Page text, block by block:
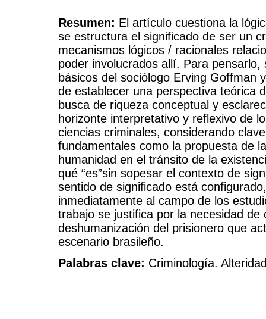
Resumen: El artículo cuestiona la
se estructura el significado de ser un
mecanismos lógicos / racionales
poder involucrados allí. Para
básicos del sociólogo Erving Goffman
de establecer una perspectiva teórica
busca de riqueza conceptual y
horizonte interpretativo y reflexivo de
ciencias criminales, considerando
fundamentales como la propuesta de
humanidad en el tránsito de la
qué “es”sin sopesar el contexto de
sentido de significado está
inmediatamente al campo de los
trabajo se justifica por la necesidad
deshumanización del prisionero que
escenario brasileño.
Palabras clave: Criminología.